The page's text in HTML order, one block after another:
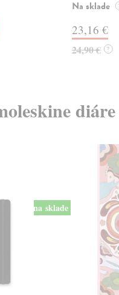
Na sklade
23,16 €
24,90 € ?
diáre
na sklade